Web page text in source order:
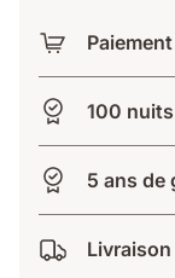
100
5 ans de